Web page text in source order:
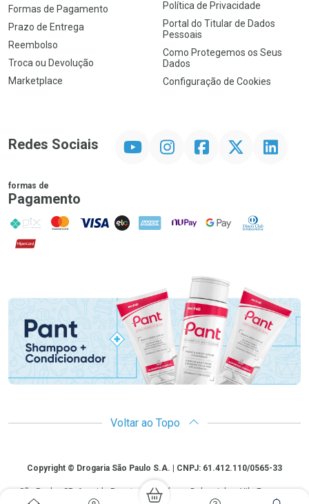
Formas de Pagamento
Prazo de Entrega
Reembolso
Troca ou Devolução
Marketplace
Política de Privacidade
Portal do Titular de Dados
Pessoais
Como Protegemos os Seus
Dados
Configuração de Cookies
Redes Sociais InstagramFacebookTwitter Linkedin
formas de
Pagamento
PIX MasterCard
VISA ELO AMEX NuPay Google PayDiners Club
Hipercard
Voltar ao Topo
CopyrightCopyright © Drogaria São Paulo S.A. | CNPJ: 61.412.110/0565-33
São Paulo - SP: Avenida Renata, 60, Chácara Belenzinho - Vila Formosa